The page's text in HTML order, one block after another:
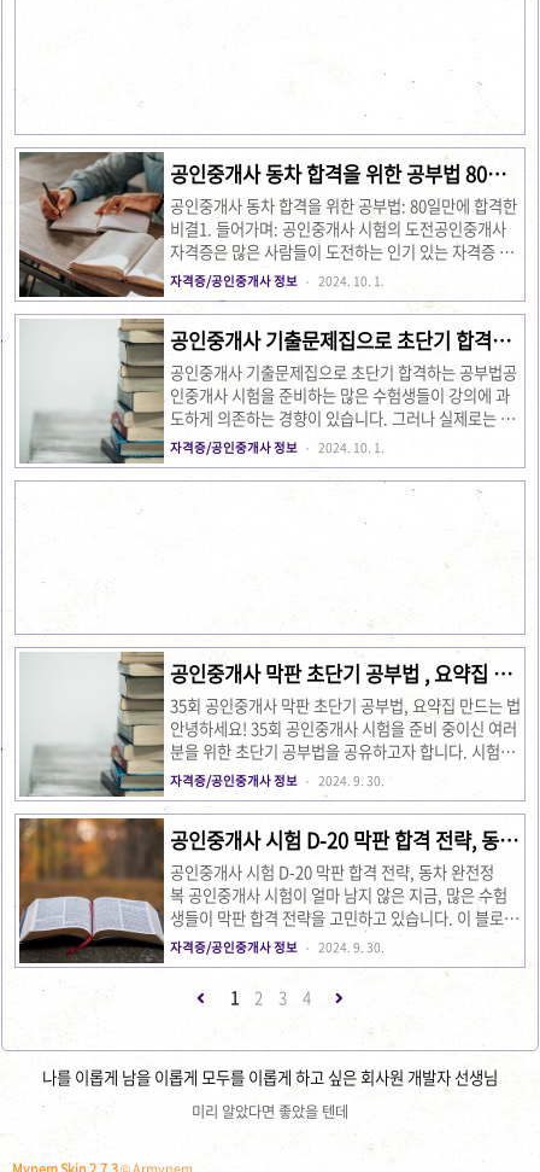
다. 공인중개사시험 일정 및 자격 상세정보 공인중개사
게 되었을까요? 이번 이야기의 주인공은 사업을 구상하
면서 공인중개사 자격증이 필요하다는 결론을 내렸습니
다. 사업의 성장을 위해 ..
공인중개사 동차 합격을 위한 공부법 80일
만에 합격한 비결
공인중개사 동차 합격을 위한 공부법: 80일만에 합격한
비결1. 들어가며: 공인중개사 시험의 도전공인중개사
자격증은 많은 사람들이 도전하는 인기 있는 자격증 중
하나입니다. 그러나 시험 난이도는 해마다 어려워지고
있으며, 응시자 수가 증가하면서 경쟁도 심화되고 있습
니다. 이 글에서는 80일 만에 공인중개사 동차 합격을
이룬 한 취업준비생의 사례를 바탕으로, 시험 준비 과정
에서 사용된 공부법과 전략을 공유하고자 합니다. 이 방
법은 누구나 따라 할 수 있는 효율적인 학습 방법으로,
공인중개사 시험을 준비하는 모든 분들에게 큰 도움이
될 것입니다. 공인중개사시험 일정 및 자격 상세정보 2.
공인중개사 시험의 난이도와 응시 환경시험 난이도공인
중개사 시험은 크게 1차 시험과 2차 시험으로 나뉩니다.
자격증/공인중개사 정보 2024. 10. 1.
공인중개사 기출문제집으로 초단기 합격하
는 공부법
공인중개사 기출문제집으로 초단기 합격하는 공부법공
인중개사 시험을 준비하는 많은 수험생들이 강의에 과
도하게 의존하는 경향이 있습니다. 그러나 실제로는 기
출문제집만으로도 충분히 합격할 수 있다는 사실을 알
고 계신가요? 이번 글에서는 현직 사무관씨가 전하는 공
인중개사 초단기 합격 공부법을 소개합니다. 이 방법은
하며, 세 단계로 나누어 체계적으로 공부할 수 있도록
각을 키우는 것이 매우 중요합니다. 그러나 많은 수험생
들이 강의에만 의존하다 보면 시간과 비용..
자격증/공인중개사 정보 2024. 10. 1.
공인중개사 막판 초단기 공부법 , 요약집 만
드는 법
35회 공인중개사 막판 초단기 공부법, 요약집 만드는 법
안녕하세요! 35회 공인중개사 시험을 준비 중이신 여러
분을 위한 초단기 공부법을 공유하고자 합니다. 시험일
이 9월과 10월로 다가옴에 따라, 많은 분들이 기출 문제
를 계속 봐야 하는지, 기본서를 다시 봐야 하는지 고민
이 많을 것입니다. 이 글에서는 막판에 성적을 가장 효
율적으로 올릴 수 있는 공부 방법을 소개합니다. 1. 100
선 문제집 활용법100선 문제집이란?100선 문제집은 공
인중개사 시험 대비를 위한 문제집 중 하나로, 각 회사
에서 9월이나 10월에 출시됩니다. 100선 문제집은 동
형 모의고사와 함께 묶여 나오기도 하지만, 시간이 부족
한 경우에는 백선 문제집만 활용해도 충분합니다. 문제
집을 선택할 때 중요한 요소는 해설이 포함되어 있는지
자격증/공인중개사 정보 2024. 9. 30.
공인중개사 시험 D-20 막판 합격 전략, 동차
완전정복 이렇게 공부하세요
공인중개사 시험 D-20 막판 합격 전략, 동차 완전정
복 공인중개사 시험이 얼마 남지 않은 지금, 많은 수험
생들이 막판 합격 전략을 고민하고 있습니다. 이 블로그
포스팅에서는 시험이 20일 정도 남았을 때, 마지막까지
효율적으로 공부하는 방법을 소개하겠습니다. 이는 지
난해 공인중개사 시험을 앞두고 많은 수험생들이 저에
게 질문한 내용을 바탕으로 정리한 것입니다. 이 글을
험 계획 세우기시험이 얼마 남지 않은 시점에서 가장 중
요한 것은 철저한 계획을 세우는 것입니다. 시험일이 다
가올수록 불안감이 커질 수 있지만, 구체적인 계획을 세
우고 그 계획을 실천하면 시간을 낭비하지 않고 집중력
자격증/공인중개사 정보 2024. 9. 30.
1 2 3 4
나를 이롭게 남을 이롭게 모두를 이롭게 하고 싶은 회사원 개발자 선생님
미리 알았다면 좋았을 텐데